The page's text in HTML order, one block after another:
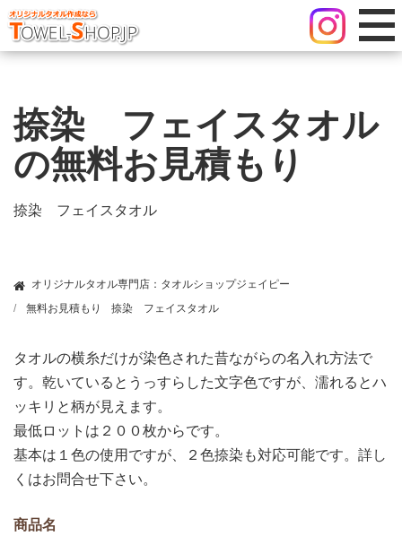
捺染 フェイスタオル
の無料お見積もり
捺染 フェイスタオル
オリジナルタオル専門店：タオルショップジェイピー
無料お見積もり
捺染 フェイスタオル
タオルの横糸だけが染色された昔ながらの名入れ方法で
す。乾いているとうっすらした文字色ですが、濡れるとハ
ッキリと柄が見えます。
最低ロットは２００枚からです。
基本は１色の使用ですが、２色捺染も対応可能です。詳し
くはお問合せ下さい。
商品名